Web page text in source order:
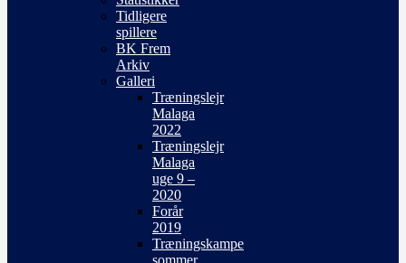
Tidligere
spillere
BK Frem
Arkiv
Galleri
Træningslejr
Malaga
2022
Træningslejr
Malaga
uge 9 –
2020
Forår
2019
Træningskampe
sommer